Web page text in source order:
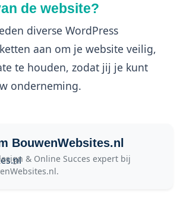
de website?
diverse WordPress
aan om je website veilig,
te houden, zodat jij je kunt
onderneming.
BouwenWebsites.nl
& Online Succes expert bij